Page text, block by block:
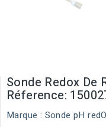
Sonde Redox De
Réference:
Marque : Sonde pH